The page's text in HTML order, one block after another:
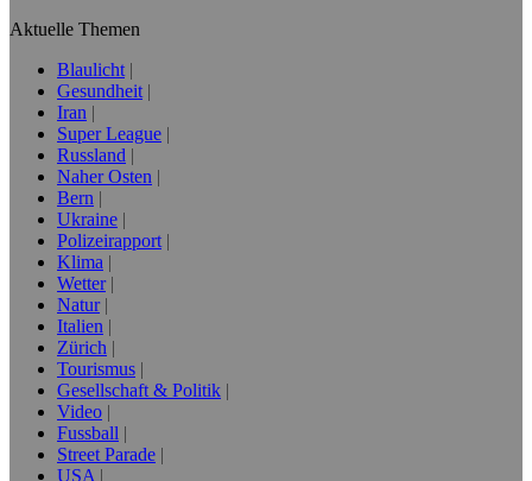
Aktuelle Themen
Blaulicht
Gesundheit
Iran
Super League
Russland
Naher Osten
Bern
Ukraine
Polizeirapport
Klima
Wetter
Natur
Italien
Zürich
Tourismus
Gesellschaft & Politik
Video
Fussball
Street Parade
USA